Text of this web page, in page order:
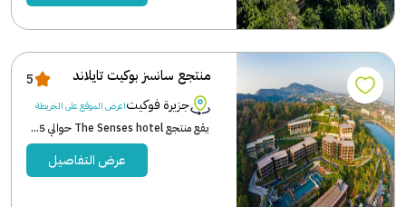
منتجع سانسز بوكيت تايلاند
5
جزيرة فوكيتاعرض الموقع على الخريطة
يقع منتجع The Senses hotel حوالي 5...
عرض التفاصيل